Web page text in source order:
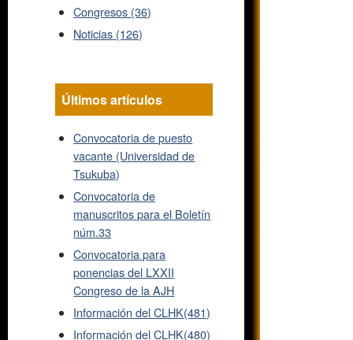
Congresos (36)
Noticias (126)
Últimos artículos
Convocatoria de puesto
vacante (Universidad de
Tsukuba)
Convocatoria de
manuscritos para el Boletín
núm.33
Convocatoria para
ponencias del LXXII
Congreso de la AJH
Información del CLHK(481)
Información del CLHK(480)